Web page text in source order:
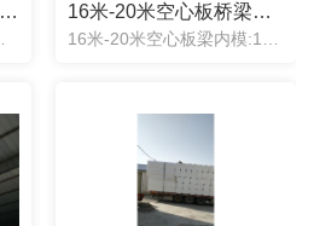
河南20米空心板桥梁内模厂家 16米-20米空心板桥梁内模定制